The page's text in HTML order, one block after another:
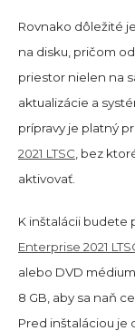
Rovnako dôležité
na disku, pričom
priestor nielen na
aktualizácie a
prípravy je platný
2021 LTSC , bez
aktivovať.
K inštalácii budete
Enterprise 2021
alebo DVD
8 GB, aby sa naň
Pred inštaláciou je